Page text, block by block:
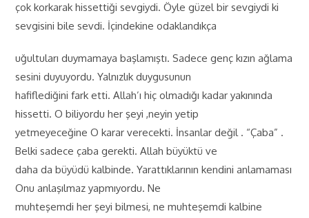
çok korkarak hissettiği sevgiydi. Öyle güzel bir sevgiydi ki
sevgisini bile sevdi. İçindekine odaklandıkça
uğultuları duymamaya başlamıştı. Sadece genç kızın ağlama
sesini duyuyordu. Yalnızlık duygusunun
hafiflediğini fark etti. Allah’ı hiç olmadığı kadar yakınında
hissetti. O biliyordu her şeyi ,neyin yetip
yetmeyeceğine O karar verecekti. İnsanlar değil . “Çaba” .
Belki sadece çaba gerekti. Allah büyüktü ve
daha da büyüdü kalbinde. Yarattıklarının kendini anlamaması
Onu anlaşılmaz yapmıyordu. Ne
muhteşemdi her şeyi bilmesi, ne muhteşemdi kalbine